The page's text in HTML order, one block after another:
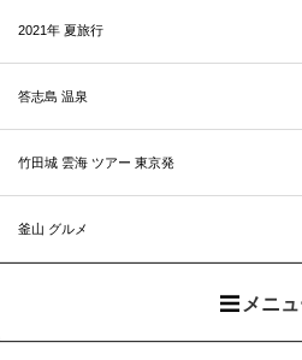
2021年 夏旅行
答志島 温泉
竹田城 雲海 ツアー 東京発
釜山 グルメ
メニ